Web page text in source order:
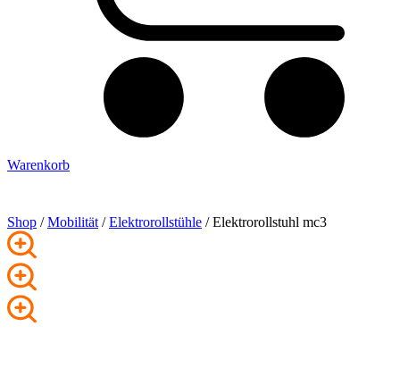
Warenkorb
Shop /Mobilität /Elektro­rollstühle / Elektrorollstuhl mc3